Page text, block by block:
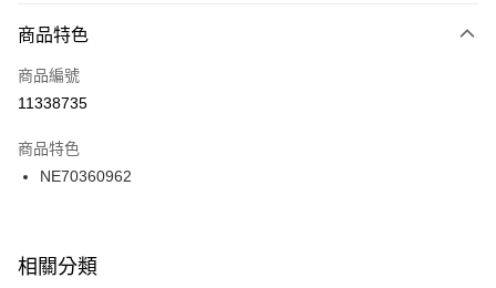
３．安心：先確認商品／服務後，再付款。
【「AFTEE先享後付」結帳流程】
１．於結帳方式選擇「AFTEE先享後付」後，將跳轉至「AFTEE先享後付」
２．訂單成立數日內，您將收到繳費通知簡訊。
３．收到繳費通知簡訊後14天內，點擊此簡訊中的連結，可透過四大超商／
ATM／網路銀行／等多元方式進行付款，方視為交易完成。
※ 交易是否成功請以「AFTEE先享後付 」之結帳頁面顯示為準，若有關於
是否繳費成功／繳費後需取消欲退款等相關疑問，請聯繫「AFTEE先享後付
每筆NT$100，滿NT$1,500(含以上)免運費
宅配
每筆NT$100，滿NT$1,500(含以上)免運費
付款後門市自取
每筆NT$100，滿NT$1,500(含以上)免運費
商品特色
商品編號
11338735
商品特色
NE70360962
相關分類